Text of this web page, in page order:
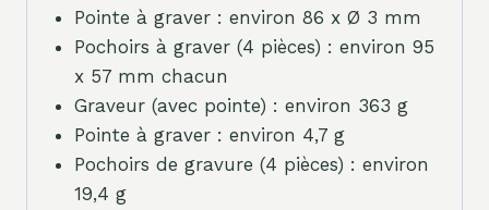
Pointe à graver : environ 86 x Ø 3 mm
Pochoirs à graver (4 pièces) : environ 95
x 57 mm chacun
Graveur (avec pointe) : environ 363 g
Pointe à graver : environ 4,7 g
Pochoirs de gravure (4 pièces) : environ
19,4 g